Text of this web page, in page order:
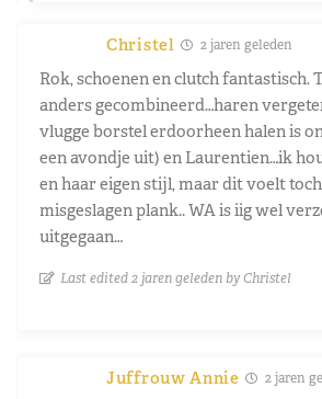
Christel 2 jaren geleden
Rok, schoenen en clutch fantastisch.
anders gecombineerd…haren
vlugge borstel erdoorheen halen is
een avondje uit) en Laurentien…ik
en haar eigen stijl, maar dit voelt
misgeslagen plank.. WA is iig wel
uitgegaan…
Last edited 2 jaren geleden by Christel
Juffrouw Annie 2 jaren